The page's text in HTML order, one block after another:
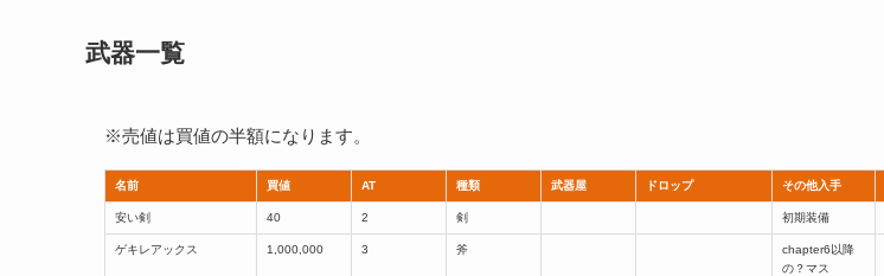
武器一覧
※売値は買値の半額になります。
名前 買値 AT 種類 武器屋 ドロップ その他入手
安い剣 40 2 剣 初期装備
ゲキレアックス 1,000,000 3 斧
chapter6以降
の？マス